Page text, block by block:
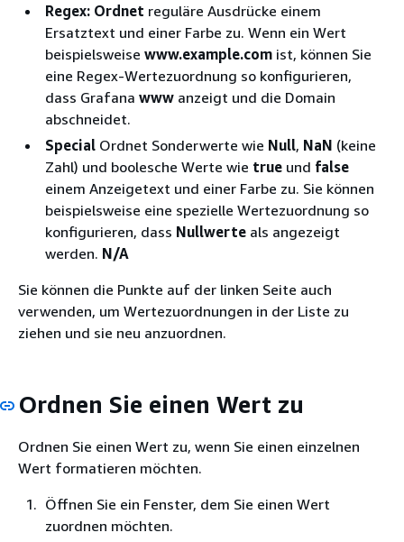
Regex: Ordnet reguläre Ausdrücke einem
Ersatztext und einer Farbe zu. Wenn ein Wert
beispielsweise www.example.com ist, können Sie
eine Regex-Wertezuordnung so konfigurieren,
dass Grafana www anzeigt und die Domain
abschneidet.
Special Ordnet Sonderwerte wie Null, NaN (keine
Zahl) und boolesche Werte wie true und false
einem Anzeigetext und einer Farbe zu. Sie können
beispielsweise eine spezielle Wertezuordnung so
konfigurieren, dass Nullwerte als angezeigt
werden. N/A
Sie können die Punkte auf der linken Seite auch
verwenden, um Wertezuordnungen in der Liste zu
ziehen und sie neu anzuordnen.
Ordnen Sie einen Wert zu
Ordnen Sie einen Wert zu, wenn Sie einen einzelnen
Wert formatieren möchten.
Öffnen Sie ein Fenster, dem Sie einen Wert
zuordnen möchten.